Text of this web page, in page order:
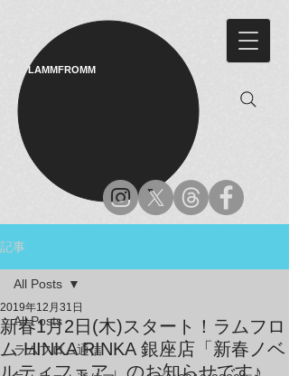
LAMMFROMM​
記事
All Posts
ラムフロム通信
All Posts
新春1月2日(木)スタート！ラムフロ
ム HINKA RINKA 銀座店「新春ノベ
ルティフェア」のお知らせです♪
2019年12月31日